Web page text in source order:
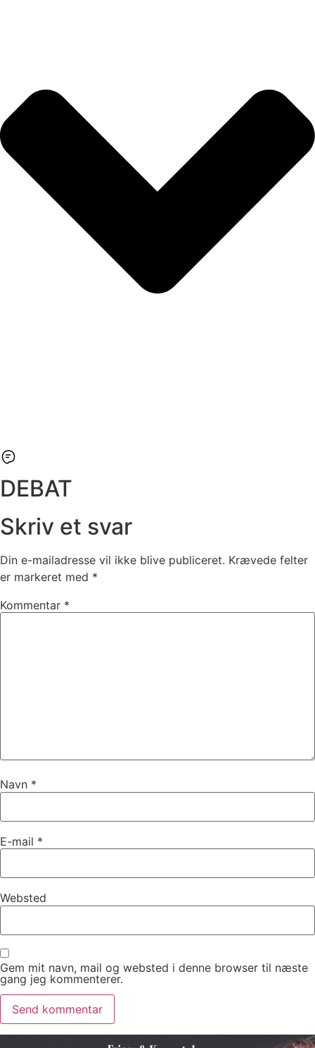
DEBAT
Skriv et svar
Din e-mailadresse vil ikke blive publiceret. Krævede felter
er markeret med *
Kommentar *
Navn *
E-mail *
Websted
Gem mit navn, mail og websted i denne browser til næste
gang jeg kommenterer.